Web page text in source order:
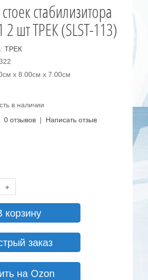
стабилизитора
2 шт ТРЕК (SLST-113)
ТРЕК
x 8.00см x 7.00см
в наличии
0 отзывов | Написать отзыв
корзину
заказ
на Ozon